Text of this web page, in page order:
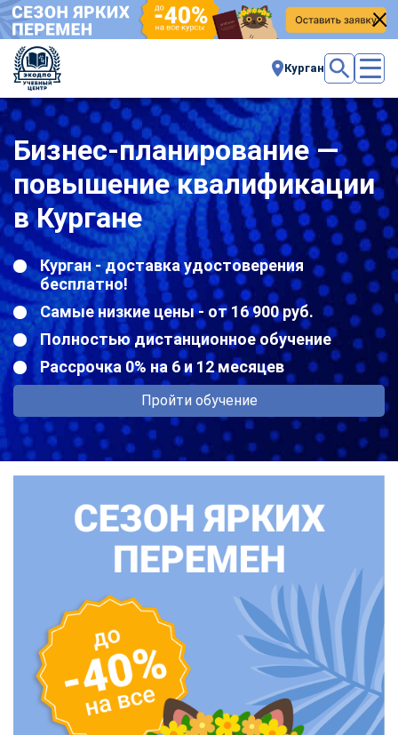
Курган
Бизнес-планирование —
повышение квалификации
в Кургане
Курган - доставка удостоверения
бесплатно!
Самые низкие цены - от 16 900 руб.
Полностью дистанционное обучение
Рассрочка 0% на 6 и 12 месяцев
Пройти обучение